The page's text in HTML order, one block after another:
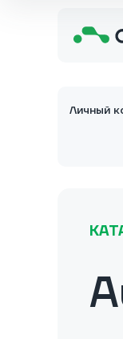
Личный